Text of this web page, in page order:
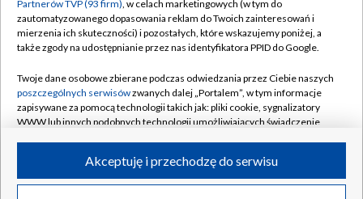
Biuro Reklamy
Oferta Handlowa
Emisja w TVP
Rada Programowa
Ogłoszenia przetargowe
Akademia Telewizyjna
Moje zgody
Biuro reklamy
Kanały
©2026 Telewizja Polska Spółka Akcyjna w likwidacji
Partnerów TVP (93 firm), w celach marketingowych (w tym do
zautomatyzowanego dopasowania reklam do Twoich zainteresowań i
mierzenia ich skuteczności) i pozostałych, które wskazujemy poniżej, a
także zgody na udostępnianie przez nas identyfikatora PPID do Google.
Twoje dane osobowe zbierane podczas odwiedzania przez Ciebie naszych
poszczególnych serwisówzwanych dalej „Portalem”, w tym informacje
zapisywane za pomocą technologii takich jak: pliki cookie, sygnalizatory
WWW lub innych podobnych technologii umożliwiających świadczenie
ruchu w Internecie.Akceptuję i przechodzę do serwisu